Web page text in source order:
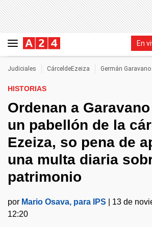
En
Judiciales CárceldeEzeiza Germán Garavano
HISTORIAS
Ordenan a
un pabellón de la
Ezeiza, so pena de
una multa diaria
patrimonio
por Mario Osava, para IPS
13 de
12:20